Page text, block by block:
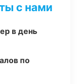
с нами
в день
по